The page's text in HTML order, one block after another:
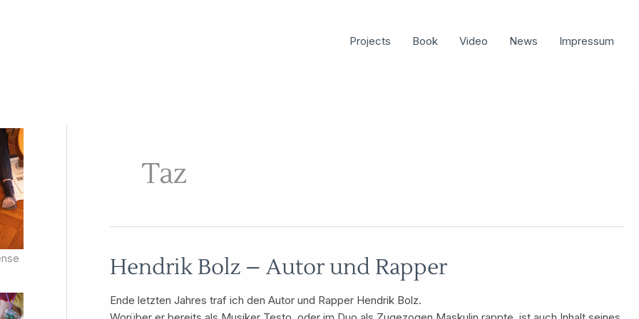
Projects Book Video News Impressum
Taz
Hendrik Bolz – Autor und Rapper
Ende letzten Jahres traf ich den Autor und Rapper Hendrik Bolz.